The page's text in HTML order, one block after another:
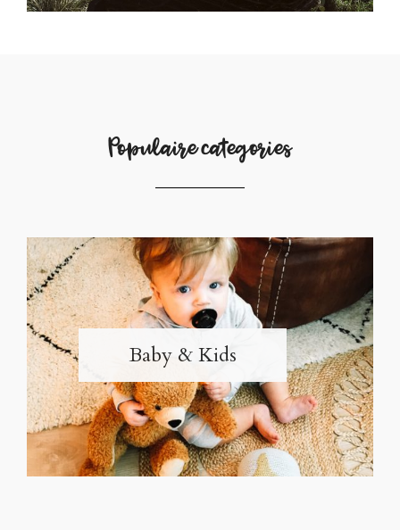
Populaire categories
Baby & Kids